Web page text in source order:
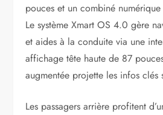
pouces et un combiné
Le système Xmart OS 4.0 gère
et aides à la conduite via une
affichage tête haute de 87
augmentée projette les infos clés
Les passagers arrière profitent